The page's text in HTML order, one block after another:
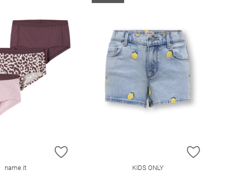
HINZUFÜGEN
name it
ZUR
KIDS ONLY